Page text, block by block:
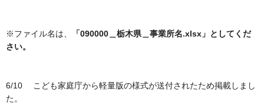
※ファイル名は、 「090000＿栃木県＿事業所名.xlsx」 としてくだ
さい。
6/10 こども家庭庁から軽量版の様式が送付されたため掲載しまし
た。